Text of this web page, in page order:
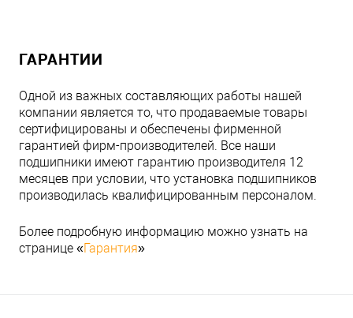
ГАРАНТИИ
Одной из важных составляющих работы нашей
компании является то, что продаваемые товары
сертифицированы и обеспечены фирменной
гарантией фирм-производителей. Все наши
подшипники имеют гарантию производителя 12
месяцев при условии, что установка подшипников
производилась квалифицированным персоналом.
Более подробную информацию можно узнать на
странице «Гарантия»